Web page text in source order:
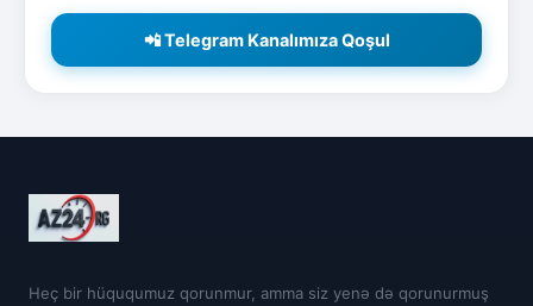
📲 Telegram Kanalımıza Qoşul
Heç bir hüququmuz qorunmur, amma siz yenə də qorunurmuş